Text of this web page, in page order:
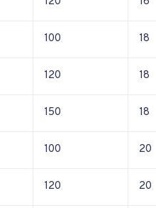
100 18
120 18
150 18
100 20
120 20